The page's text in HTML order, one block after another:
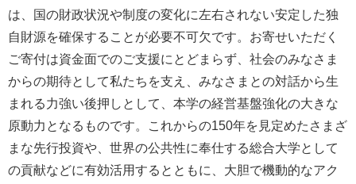
は、国の財政状況や制度の変化に左右されない安定した独
自財源を確保することが必要不可欠です。お寄せいただく
ご寄付は資金面でのご支援にとどまらず、社会のみなさま
からの期待として私たちを支え、みなさまとの対話から生
まれる力強い後押しとして、本学の経営基盤強化の大きな
原動力となるものです。これからの150年を見定めたさまざ
まな先行投資や、世界の公共性に奉仕する総合大学として
の貢献などに有効活用するとともに、大胆で機動的なアク